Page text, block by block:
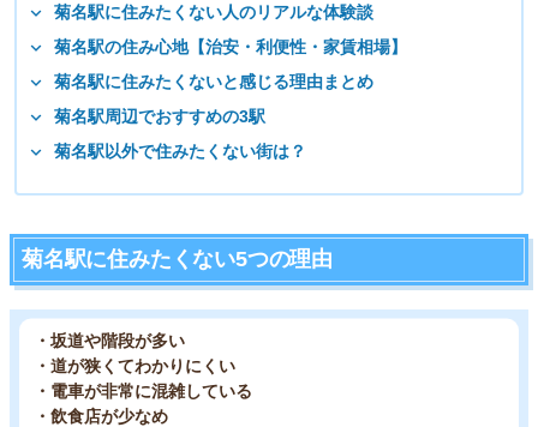
菊名駅に住みたくない人のリアルな体験談
菊名駅の住み心地【治安・利便性・家賃相場】
菊名駅に住みたくないと感じる理由まとめ
菊名駅周辺でおすすめの3駅
菊名駅以外で住みたくない街は？
菊名駅に住みたくない5つの理由
・坂道や階段が多い
・道が狭くてわかりにくい
・電車が非常に混雑している
・飲食店が少なめ